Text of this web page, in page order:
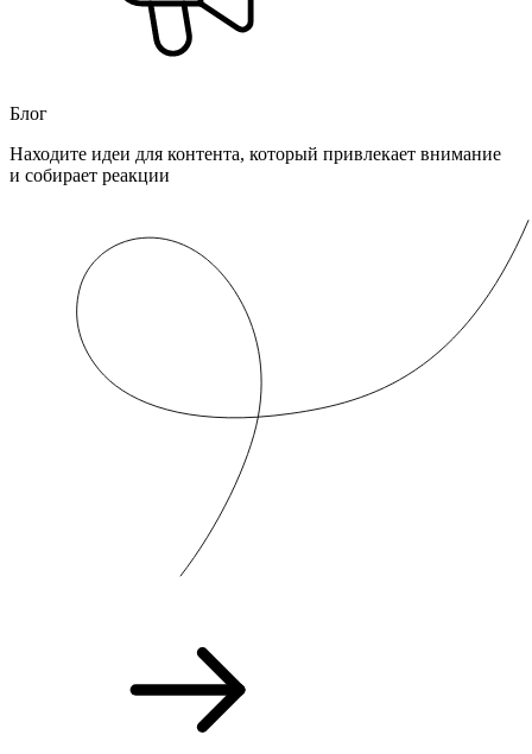
Блог
Находите идеи для контента, который привлекает внимание
и собирает реакции